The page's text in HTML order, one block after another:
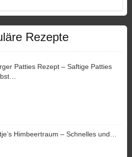
Rezepte
Patties Rezept – Saftige Patties
Himbeertraum – Schnelles und…